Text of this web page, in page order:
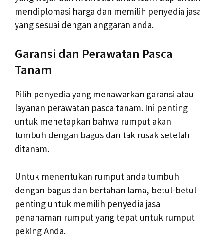
mendiplomasi harga dan memilih penyedia jasa
yang sesuai dengan anggaran anda.
Garansi dan Perawatan Pasca
Tanam
Pilih penyedia yang menawarkan garansi atau
layanan perawatan pasca tanam. Ini penting
untuk menetapkan bahwa rumput akan
tumbuh dengan bagus dan tak rusak setelah
ditanam.
Untuk menentukan rumput anda tumbuh
dengan bagus dan bertahan lama, betul-betul
penting untuk memilih penyedia jasa
penanaman rumput yang tepat untuk rumput
peking Anda.